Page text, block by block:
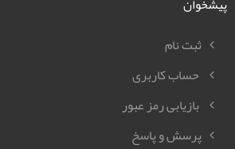
ثبت نام
حساب کاربری
بازیابی رمز عبور
پرسش و پاسخ